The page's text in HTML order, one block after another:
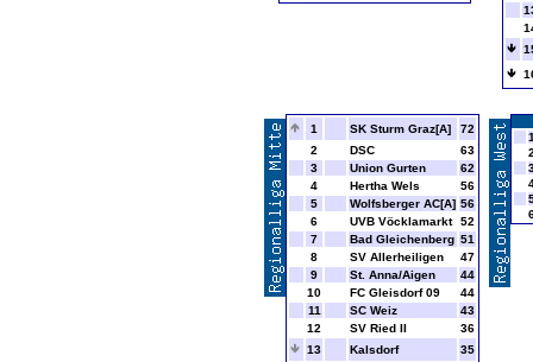
1 SK Sturm Graz[A]
72
2
DSC
63
3
Union Gurten
62
4
Hertha Wels
56
5
Wolfsberger AC[A] 56
6
UVB Vöcklamarkt
52
7
Bad Gleichenberg 51
8
SV Allerheiligen
47
9
St. Anna/Aigen
44
10
FC Gleisdorf 09
44
11
SC Weiz
43
12
SV Ried II
36
13
Kalsdorf
35